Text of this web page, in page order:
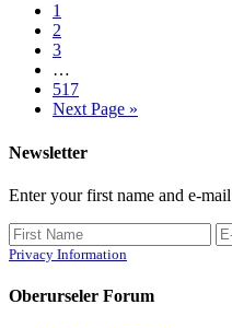
1
2
3
…
517
Next Page »
Newsletter
Enter your first name and e-
Privacy Information
Oberurseler Forum